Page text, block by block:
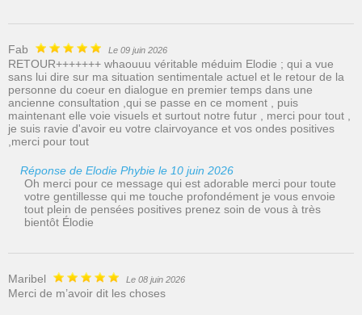
Fab Le 09 juin 2026
RETOUR+++++++ whaouuu véritable méduim Elodie ; qui a vue
sans lui dire sur ma situation sentimentale actuel et le retour de la
personne du coeur en dialogue en premier temps dans une
ancienne consultation ,qui se passe en ce moment , puis
maintenant elle voie visuels et surtout notre futur , merci pour tout ,
je suis ravie d'avoir eu votre clairvoyance et vos ondes positives
,merci pour tout
Réponse de Elodie Phybie le 10 juin 2026
Oh merci pour ce message qui est adorable merci pour toute
votre gentillesse qui me touche profondément je vous envoie
tout plein de pensées positives prenez soin de vous à très
bientôt Élodie
Maribel Le 08 juin 2026
Merci de m’avoir dit les choses